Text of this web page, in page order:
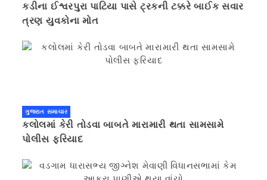
કડીના ઈશ્વરપુરા પાટિયા પાસે ટ્રકની ટક્કરે બાઈક સવાર
ત્રણ યુવકોના મોત
ગુજરાત સમાચાર
કલોલમાં કેરી તોડવા બાબતે મારામારી થતા સામસામે
પોલીસ ફરિયાદ